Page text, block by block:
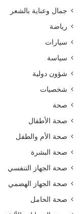
جمال وعناية بالشعر
رياضة
سيارات
سياسة
شؤون دولية
شخصيات
صحة
صحة الأطفال
صحة الأم والطفل
صحة البشرة
صحة الجهاز التنفسي
صحة الجهاز الهضمي
صحة الحامل